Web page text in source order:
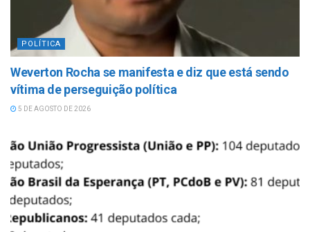
POLÍTICA
Weverton Rocha se manifesta e diz que está sendo
vítima de perseguição política
5 DE AGOSTO DE 2026